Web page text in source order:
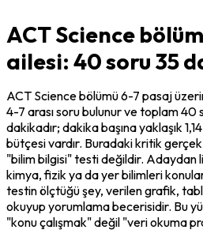
ACT Science
ailesi: 40 soru 35
ACT Science bölümü 6-7 pasaj
4-7 arası soru bulunur ve toplam 40
dakikadır; dakika başına yaklaşık
bütçesi vardır. Buradaki kritik
"bilim bilgisi" testi değildir. Adaydan
kimya, fizik ya da yer bilimleri
testin ölçtüğü şey, verilen grafik,
okuyup yorumlama becerisidir. Bu
"konu çalışmak" değil "veri okuma